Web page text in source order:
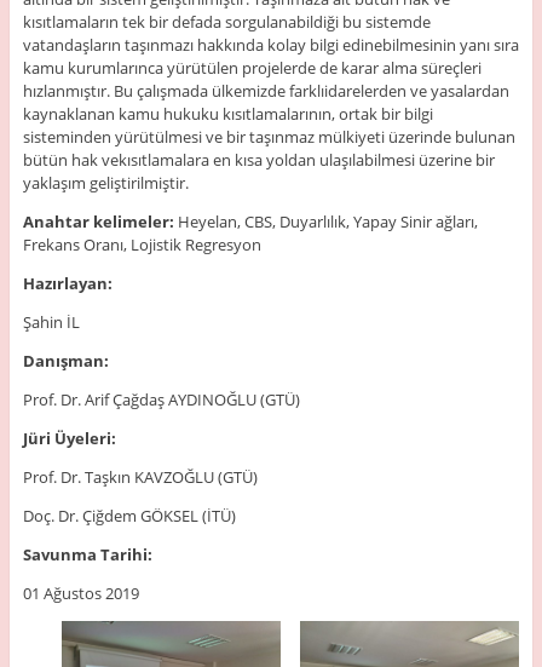
kısıtlamaların tek bir defada sorgulanabildiği bu sistemde
vatandaşların taşınmazı hakkında kolay bilgi edinebilmesinin yanı sıra
kamu kurumlarınca yürütülen projelerde de karar alma süreçleri
hızlanmıştır. Bu çalışmada ülkemizde farklıidarelerden ve yasalardan
kaynaklanan kamu hukuku kısıtlamalarının, ortak bir bilgi
sisteminden yürütülmesi ve bir taşınmaz mülkiyeti üzerinde bulunan
bütün hak vekısıtlamalara en kısa yoldan ulaşılabilmesi üzerine bir
yaklaşım geliştirilmiştir.
Anahtar kelimeler: Heyelan, CBS, Duyarlılık, Yapay Sinir ağları,
Frekans Oranı, Lojistik Regresyon
Hazırlayan:
Şahin İL
Danışman:
Prof. Dr. Arif Çağdaş AYDINOĞLU (GTÜ)
Jüri Üyeleri:
Prof. Dr. Taşkın KAVZOĞLU (GTÜ)
Doç. Dr. Çiğdem GÖKSEL (İTÜ)
Savunma Tarihi:
01 Ağustos 2019